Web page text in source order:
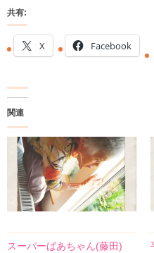
共有:
X Facebook
関連
スーパーばあちゃん(藤田)